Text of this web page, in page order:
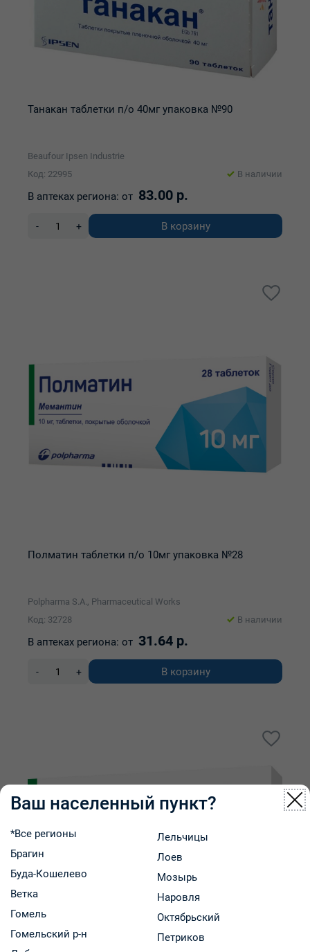
Танакан таблетки п/о 40мг упаковка №90
Beaufour Ipsen Industrie
Код: 22995
В наличии
В аптеках региона: от 83.00 р.
- + В корзину
Полматин таблетки п/о 10мг упаковка №28
Polpharma S.A., Pharmaceutical Works
Код: 32728
В наличии
В аптеках региона: от 31.64 р.
- + В корзину
Ваш населенный пункт?
*Все регионы
Брагин
Буда-Кошелево
Ветка
Гомель
Гомельский р-н
Лельчицы
Лоев
Мозырь
Наровля
Октябрьский
Петриков